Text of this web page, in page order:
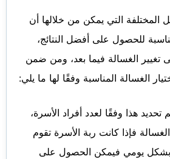
المختلفة التي يمكن من خلالها أن
للحصول على أفضل النتائج،
تغيير الغسالة فيما بعد، ومن ضمن
الغسالة المناسبة وفقًا لها ما يلي:
تحديد هذا وفقًا لعدد أفراد الأسرة،
فإذا كانت ربة الأسرة تقوم
بشكل يومي فيمكن الحصول على